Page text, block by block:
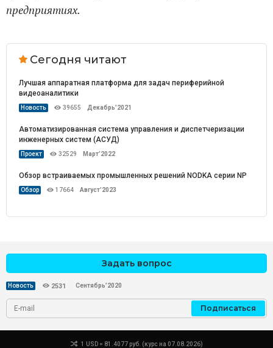
предприятиях.
Сегодня читают
Лучшая аппаратная платформа для задач периферийной
видеоаналитики
Новость 39655 Декабрь’2021
Автоматизированная система управления и диспетчеризации
инженерных систем (АСУД)
Проект 32529 Март’2022
Обзор встраиваемых промышленных решений NODKA серии NP
Обзор 17664 Август’2023
Задать вопрос
Новость 2531 Сентябрь’2020
Подписаться
1 USD = 81.4077 руб. (курс на 07.08.2026)